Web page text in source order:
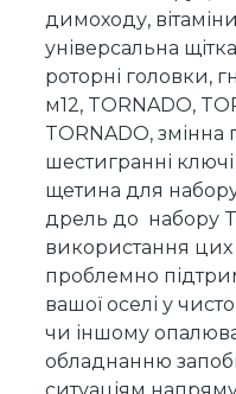
димоходу,
універсальна
роторні головки,
м12, TORNADO,
TORNADO, змінна
шестигранні
щетина для
дрель до набору
використання цих
проблемно
вашої оселі у
чи іншому
обладнанню